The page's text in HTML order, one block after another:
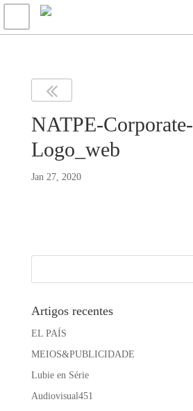
NATPE-Corporate-
Logo_web
Jan 27, 2020
Artigos recentes
EL PAÍS
MEIOS&PUBLICIDADE
Lubie en Série
Audiovisual451